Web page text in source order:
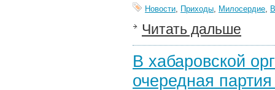
Новости, Приходы, Милосердие,
Читать дальше
В хабаровской
очередная